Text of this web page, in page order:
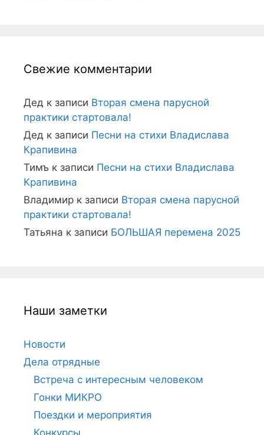
Свежие комментарии
Дед к записи Вторая смена парусной
практики стартовала!
Дед к записи Песни на стихи Владислава
Крапивина
Тимъ к записи Песни на стихи Владислава
Крапивина
Владимир к записи Вторая смена парусной
практики стартовала!
Татьяна к записи БОЛЬШАЯ перемена 2025
Наши заметки
Новости
Дела отрядные
Встреча с интересным человеком
Гонки МИКРО
Поездки и мероприятия